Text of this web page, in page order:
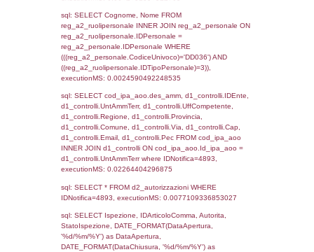
sql: SELECT a1.RagioneSociale,
localita, el_prov.citta AS provincia,
DATE(n.DataInvioNotifica) as
LEFT JOIN infostabilimento i ON
n.CodiceUnivoco LEFT JOIN
a1.CodiceUnivoco = n.CodiceUnivoco LEFT
el_comuni AS el_com ON a1.ComuneStab =
el_com.IstComune LEFT JOIN el_province
a1.ProvinciaStab = el_prov.IstProvincia
n.IDNotifica = 4893;, executionMS:
sql: SELECT a1_stabilimento.*,
ComuneST, el_province.citta as